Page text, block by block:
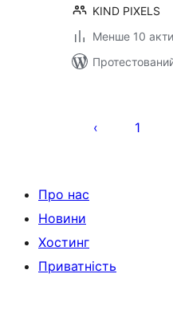
KIND PIXELS
Менше 10
записів
1
Про нас
Новини
Хостинг
Приватність